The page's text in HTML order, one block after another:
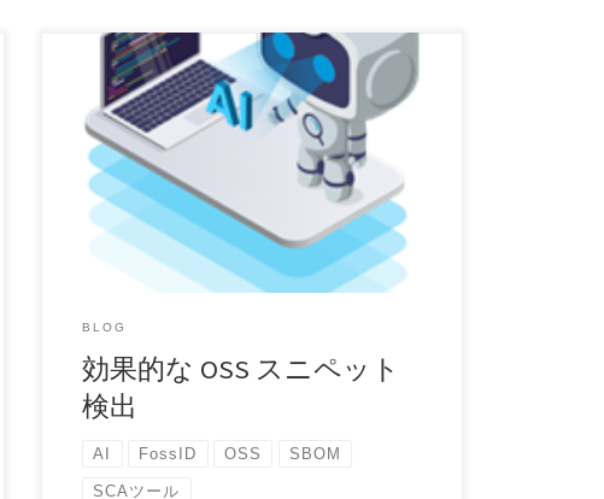
この生成AI時代において、ソフトウェアリスク管
理に対する企業のアプローチには目覚ましい転換
が見られま […]
BLOG
効果的な OSS スニペット
検出
AI FossID OSS SBOM
SCAツール